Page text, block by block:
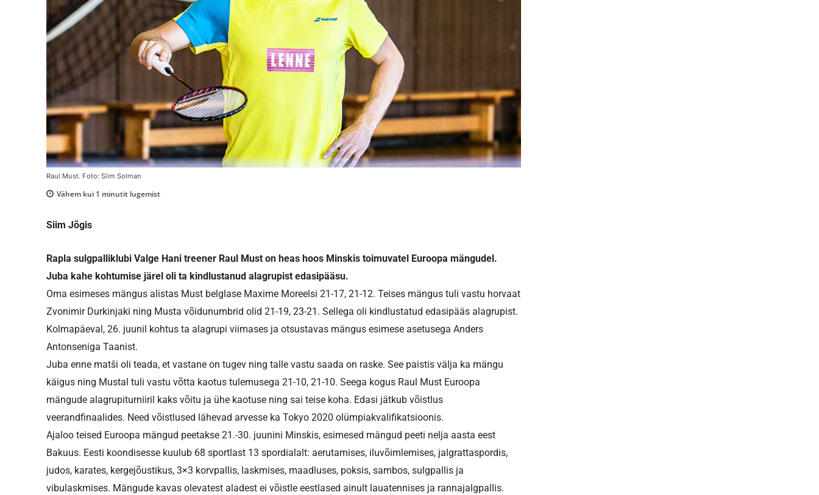
Raul Must. Foto: Siim Solman
Vähem kui 1 minutit lugemist
Siim Jõgis
Rapla sulgpalliklubi Valge Hani treener Raul Must on heas hoos Minskis toimuvatel Euroopa mängudel.
Juba kahe kohtumise järel oli ta kindlustanud alagrupist edasipääsu.
Oma esimeses mängus alistas Must belglase Maxime Moreelsi 21-17, 21-12. Teises mängus tuli vastu horvaat
Zvonimir Durkinjaki ning Musta võidunumbrid olid 21-19, 23-21. Sellega oli kindlustatud edasipääs alagrupist.
Kolmapäeval, 26. juunil kohtus ta alagrupi viimases ja otsustavas mängus esimese asetusega Anders
Antonseniga Taanist.
Juba enne matši oli teada, et vastane on tugev ning talle vastu saada on raske. See paistis välja ka mängu
käigus ning Mustal tuli vastu võtta kaotus tulemusega 21-10, 21-10. Seega kogus Raul Must Euroopa
mängude alagrupiturniiril kaks võitu ja ühe kaotuse ning sai teise koha. Edasi jätkub võistlus
veerandfinaalides. Need võistlused lähevad arvesse ka Tokyo 2020 olümpiakvalifikatsioonis.
Ajaloo teised Euroopa mängud peetakse 21.-30. juunini Minskis, esimesed mängud peeti nelja aasta eest
Bakuus. Eesti koondisesse kuulub 68 sportlast 13 spordialalt: aerutamises, iluvõimlemises, jalgrattaspordis,
judos, karates, kergejõustikus, 3×3 korvpallis, laskmises, maadluses, poksis, sambos, sulgpallis ja
vibulaskmises. Mängude kavas olevatest aladest ei võistle eestlased ainult lauatennises ja rannajalgpallis.